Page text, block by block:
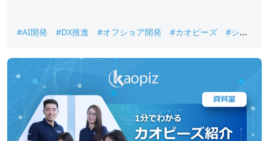
#AI開発 #DX推進 #オフショア開発 #カオピーズ
#シス